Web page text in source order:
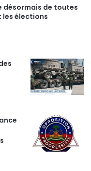
désormais de toutes
élections